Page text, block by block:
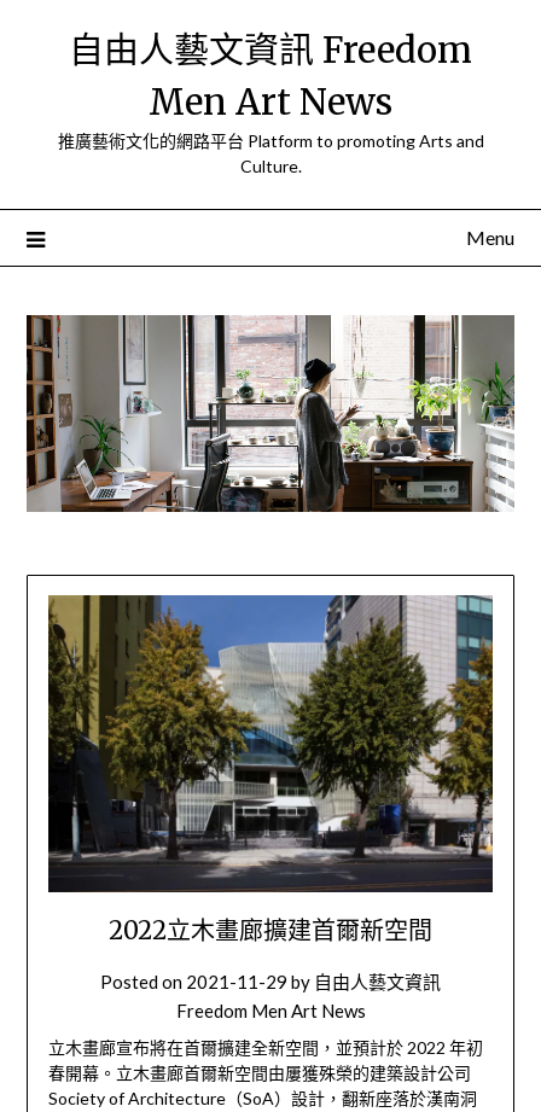
自由人藝文資訊 Freedom
Men Art News
推廣藝術文化的網路平台 Platform to promoting Arts and
Culture.
Menu
2022立木畫廊擴建首爾新空間
Posted on 2021-11-29 by 自由人藝文資訊
Freedom Men Art News
立木畫廊宣布將在首爾擴建全新空間，並預計於 2022 年初
春開幕。立木畫廊首爾新空間由屢獲殊榮的建築設計公司
Society of Architecture（SoA）設計，翻新座落於漢南洞